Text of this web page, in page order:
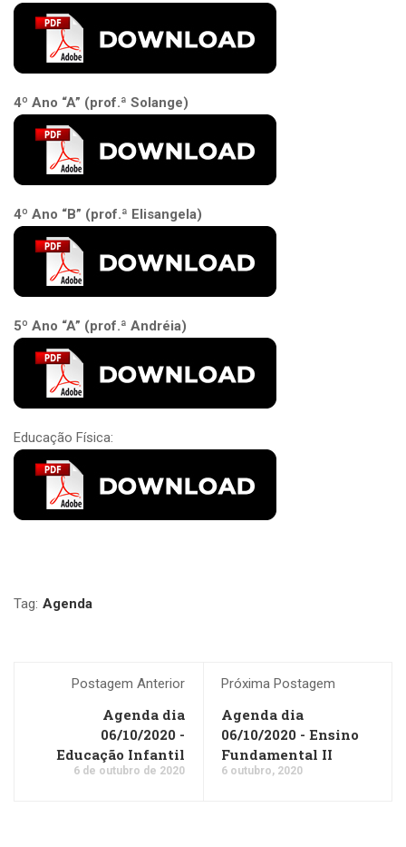
4º Ano “A” (prof.ª Solange)
4º Ano “B” (prof.ª Elisangela)
5º Ano “A” (prof.ª Andréia)
Educação Física:
Tag: Agenda
Postagem Anterior
Agenda dia
06/10/2020 -
Educação Infantil
6 de outubro de 2020
Próxima Postagem
Agenda dia
06/10/2020 - Ensino
Fundamental II
6 outubro, 2020